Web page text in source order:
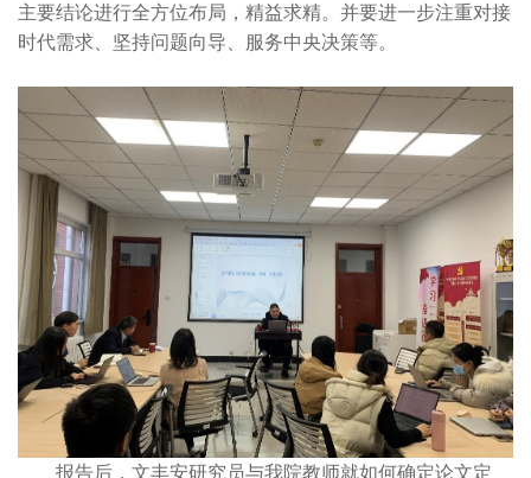
主要结论进行全方位布局，精益求精。并要进一步注重对接
时代需求、坚持问题向导、服务中央决策等。
报告后，文丰安研究员与我院教师就如何确定论文定